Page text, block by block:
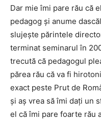
Dar mie îmi pare rău că
pedagog şi anume
slujeşte părintele
terminat seminarul în
trecută că pedagogul
părea rău că va fi
exact peste Prut de
şi aş vrea să îmi daţi un
el că îmi pare foarte rău